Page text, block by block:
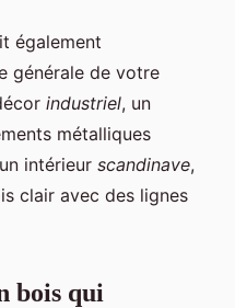
également
générale de votre
industriel, un
métalliques
intérieur scandinave,
clair avec des lignes
bois qui